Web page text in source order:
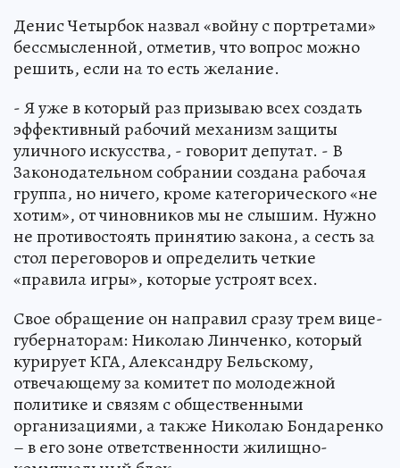
Денис Четырбок назвал «войну с портретами»
бессмысленной, отметив, что вопрос можно
решить, если на то есть желание.
- Я уже в который раз призываю всех создать
эффективный рабочий механизм защиты
уличного искусства, - говорит депутат. - В
Законодательном собрании создана рабочая
группа, но ничего, кроме категорического «не
хотим», от чиновников мы не слышим. Нужно
не противостоять принятию закона, а сесть за
стол переговоров и определить четкие
«правила игры», которые устроят всех.
Свое обращение он направил сразу трем вице-
губернаторам: Николаю Линченко, который
курирует КГА, Александру Бельскому,
отвечающему за комитет по молодежной
политике и связям с общественными
организациями, а также Николаю Бондаренко
– в его зоне ответственности жилищно-